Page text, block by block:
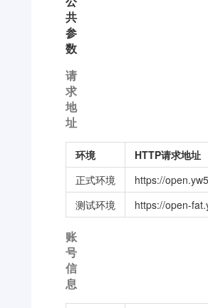
共
参
数
请
求
地
址
环境
HTTP请求地址
正式环境
https://
测试环境
https://open-
账
号
信
息